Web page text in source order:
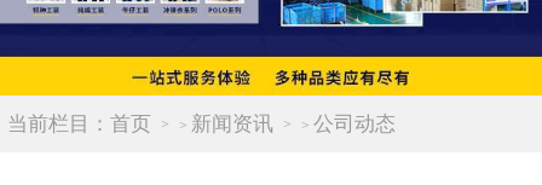
当前栏目： 首页 > 新闻资讯 > 公司动态